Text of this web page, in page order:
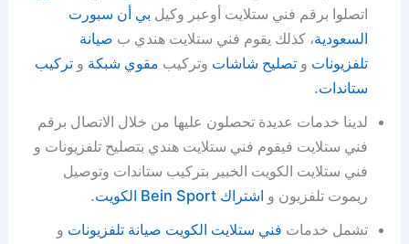
اتصلوا برقم فني ستلايت أوعبر وكيل بي أن سبورت
السعودية، كذلك يقوم فني ستلايت هندي ب صيانة
تلفزيونات وتصليح شاشات وتركيب مقوي شبكة وتركيب
ستاندات.
لدينا خدمات عديدة تحصلون عليها من خلال الاتصال برقم
فني ستلايت فيقوم فني ستلايت هندي بتصليح تلفزيونات و
فني ستلايت الكويت الخبير بتركيب ستاندات وتوصيل
ريموت تلفزيون و اشتراك Bein Sport الكويت
.
تشمل خدمات فني ستلايت الكويت صيانة تلفزيونات و